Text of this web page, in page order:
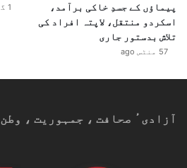
پیماؤں کے جسدِ خاکی برآمد،
اسکردو منتقل، لاپتہ افراد کی
تلاش بدستور جاری
57 منٹس ago
1 گھنٹہ ago
آزادیٴ صحافت ، جمہوریت ، وطن